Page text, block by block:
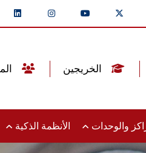
والوحدات الأنظمة الذكية